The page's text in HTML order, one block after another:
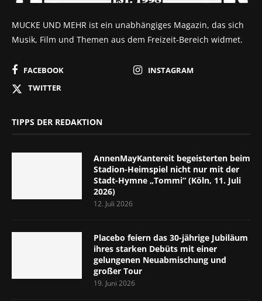
MUCKE UND MEHR ist ein unabhängiges Magazin, das sich
Musik, Film und Themen aus dem Freizeit-Bereich widmet.
FACEBOOK
INSTAGRAM
TWITTER
TIPPS DER REDAKTION
AnnenMayKantereit begeisterten beim
Stadion-Heimspiel nicht nur mit der
Stadt-Hymne „Tommi“ (Köln, 11. Juli
2026)
12. Juli 2026
Placebo feiern das 30-jährige Jubiläum
ihres starken Debüts mit einer
gelungenen Neuabmischung und
großer Tour
19. Juni 2026